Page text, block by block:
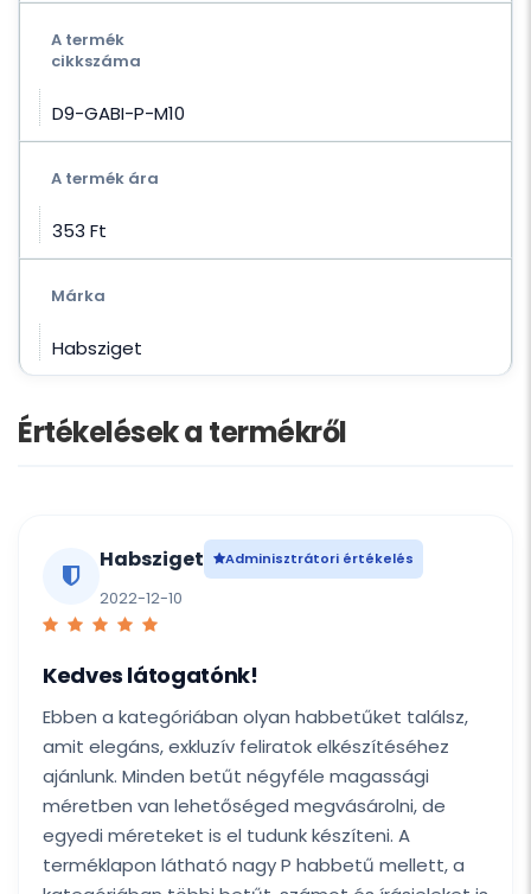
A termék
cikkszáma
D9-GABI-P-M10
A termék ára
353 Ft‎
Márka
Habsziget
Értékelések a termékről
Habsziget Adminisztrátori értékelés
2022-12-10
Kedves látogatónk!
Ebben a kategóriában olyan habbetűket találsz,
amit elegáns, exkluzív feliratok elkészítéséhez
ajánlunk. Minden betűt négyféle magassági
méretben van lehetőséged megvásárolni, de
egyedi méreteket is el tudunk készíteni. A
terméklapon látható nagy P habbetű mellett, a